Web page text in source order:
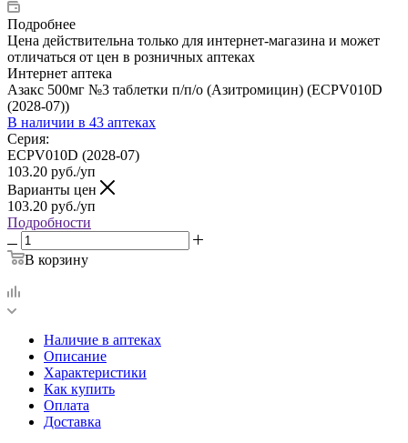
Подробнее
Цена действительна только для интернет-магазина и может
отличаться от цен в розничных аптеках
Интернет аптека
Азакс 500мг №3 таблетки п/п/о (Азитромицин) (ECPV010D
(2028-07))
В наличии в 43 аптеках
Серия:
ECPV010D (2028-07)
103.20 руб./уп
Варианты цен
103.20 руб./уп
Подробности
В корзину
Наличие в аптеках
Описание
Характеристики
Как купить
Оплата
Доставка